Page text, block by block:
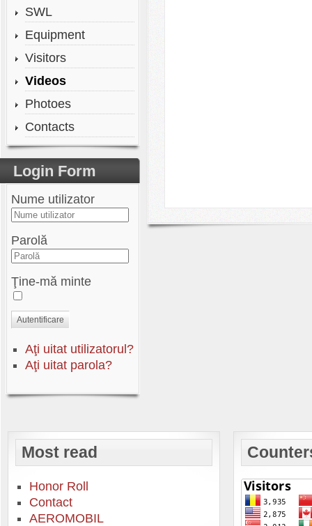
SWL
Equipment
Visitors
Videos
Photoes
Contacts
Login Form
Nume utilizator
Parolă
Ţine-mă minte
Autentificare
Aţi uitat utilizatorul?
Aţi uitat parola?
Most read
Honor Roll
Contact
AEROMOBIL